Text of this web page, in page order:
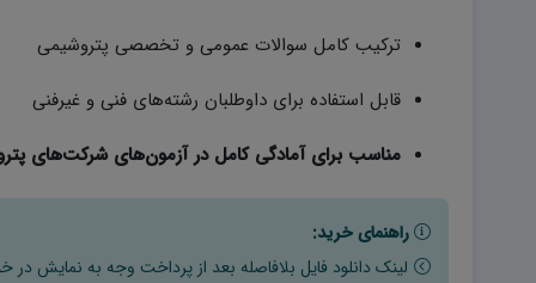
ترکیب کامل سوالات عمومی و تخصصی پتروشیمی
قابل استفاده برای داوطلبان رشته‌های فنی و غیر‌فنی
مناسب برای آمادگی کامل در آزمون‌های شرکت‌های
راهنمای خرید:
لینک دانلود فایل بلافاصله بعد از پرداخت وجه به نمایش در